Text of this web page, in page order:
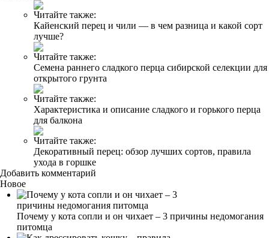
Читайте также:
Кайенский перец и чили — в чем разница и какой сорт
лучше?
Читайте также:
Семена раннего сладкого перца сибирской селекции для
открытого грунта
Читайте также:
Характеристика и описание сладкого и горького перца
для балкона
Читайте также:
Декоративный перец: обзор лучших сортов, правила
ухода в горшке
Добавить комментарий
Новое
Почему у кота сопли и он чихает – 3 причины недомогания
питомца